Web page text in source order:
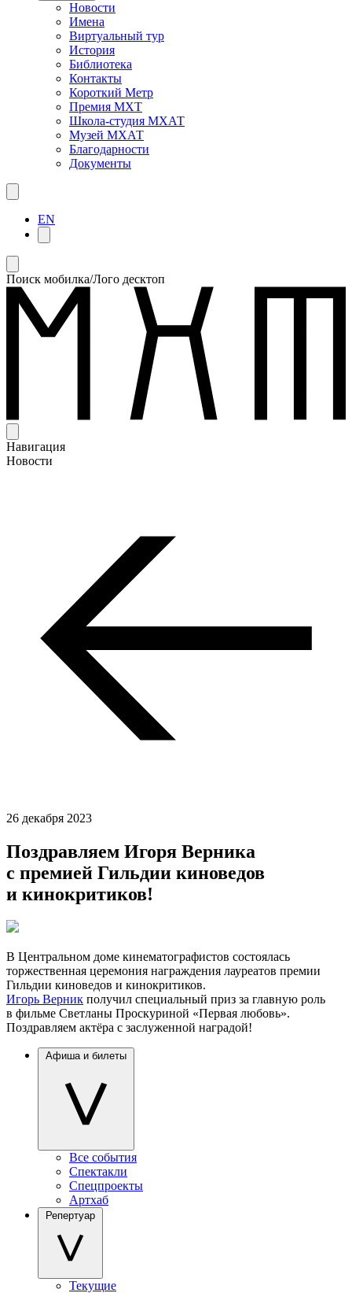
Новости
Имена
Виртуальный тур
История
Библиотека
Контакты
Короткий Метр
Премия МХТ
Школа-студия МХАТ
Музей МХАТ
Благодарности
Документы
EN
Поиск мобилка/Лого десктоп
Навигация
Новости
26 декабря 2023
Поздравляем Игоря Верника
с премией Гильдии киноведов
и кинокритиков!
В Центральном доме кинематографистов состоялась
торжественная церемония награждения лауреатов премии
Гильдии киноведов и кинокритиков.
Игорь Верник получил специальный приз за главную роль
в фильме Светланы Проскуриной «Первая любовь».
Поздравляем актёра с заслуженной наградой!
Афиша и билеты
Все события
Спектакли
Спецпроекты
Артхаб
Репертуар
Текущие